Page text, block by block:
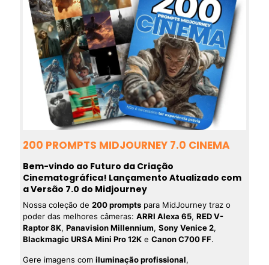
200 PROMPTS MIDJOURNEY 7.0 CINEMA
Bem-vindo ao Futuro da Criação
Cinematográfica! Lançamento Atualizado com
a Versão 7.0 do Midjourney
Nossa coleção de 200 prompts para MidJourney traz o
poder das melhores câmeras: ARRI Alexa 65, RED V-
Raptor 8K, Panavision Millennium, Sony Venice 2,
Blackmagic URSA Mini Pro 12K e Canon C700 FF.
Gere imagens com iluminação profissional,